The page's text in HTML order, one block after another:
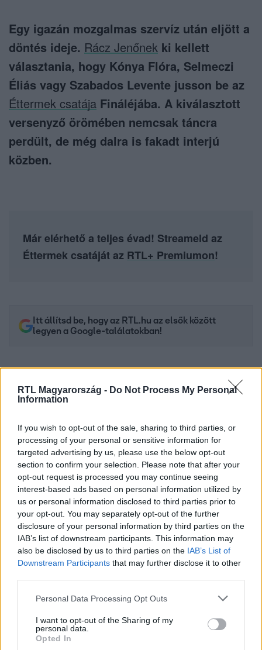
RTL Magyarország - Do Not Process My Personal
Information
If you wish to opt-out of the sale, sharing to third parties, or
processing of your personal or sensitive information for
targeted advertising by us, please use the below opt-out
section to confirm your selection. Please note that after your
opt-out request is processed you may continue seeing
interest-based ads based on personal information utilized by
us or personal information disclosed to third parties prior to
your opt-out. You may separately opt-out of the further
disclosure of your personal information by third parties on the
IAB’s list of downstream participants. This information may
also be disclosed by us to third parties on the IAB’s List of
Downstream Participants that may further disclose it to other
Please note that this website/app uses one or more Google
not limited to your visit or usage behaviour. You may click to
grant or deny consent to Google and its third-party tags to
use your data for below specified purposes in below Google
Personal Data Processing Opt Outs
I want to opt-out of the Sharing of my
personal data.
Opted In
Egy igazán mozgalmas szervíz után eljött a
döntés ideje. Rácz Jenőnek ki kellett
választania, hogy Kónya Flóra, Selmeczi
Éliás vagy Szabados Levente jusson be az
Éttermek csatája Fináléjába. A kiválasztott
versenyző örömében nemcsak táncra
perdült, de még dalra is fakadt interjú
közben.
Már elérhető a teljes évad! Streameld az
Éttermek csatáját az RTL+ Premiumon!
Itt állítsd be, hogy az RTL.hu az elsők között
legyen a Google-találatokban!
Kövess minket, és értesülj a friss hírekről a
Facebookon is!
Követem
RÁCZ JENŐ #BULVÁR